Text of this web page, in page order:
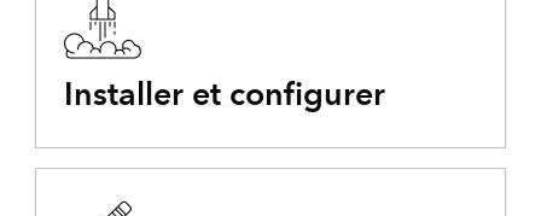
Installer et configurer